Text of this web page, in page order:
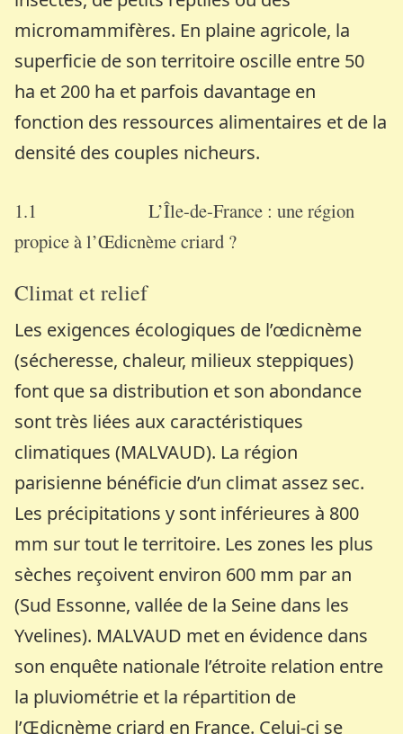
micromammifères. En plaine agricole, la
superficie de son territoire oscille entre 50
ha et 200 ha et parfois davantage en
fonction des ressources alimentaires et de la
densité des couples nicheurs.
1.1 L’Île-de-France : une région
propice à l’Œdicnème criard ?
Climat et relief
Les exigences écologiques de l’œdicnème
(sécheresse, chaleur, milieux steppiques)
font que sa distribution et son abondance
sont très liées aux caractéristiques
climatiques (MALVAUD). La région
parisienne bénéficie d’un climat assez sec.
Les précipitations y sont inférieures à 800
mm sur tout le territoire. Les zones les plus
sèches reçoivent environ 600 mm par an
(Sud Essonne, vallée de la Seine dans les
Yvelines). MALVAUD met en évidence dans
son enquête nationale l’étroite relation entre
la pluviométrie et la répartition de
l’Œdicnème criard en France. Celui-ci se